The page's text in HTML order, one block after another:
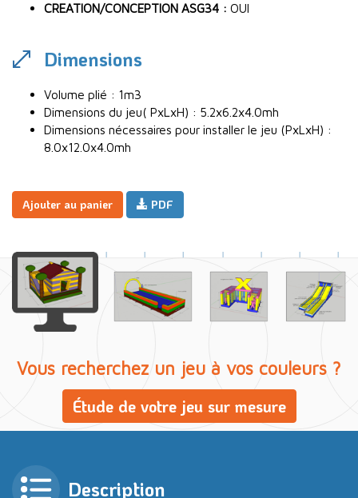
CREATION/CONCEPTION ASG34 : OUI
Dimensions
Volume plié : 1m3
Dimensions du jeu( PxLxH) : 5.2x6.2x4.0mh
Dimensions nécessaires pour installer le jeu (PxLxH) :
8.0x12.0x4.0mh
Ajouter au panier PDF
Vous recherchez un jeu à vos couleurs ?
Étude de votre jeu sur mesure
Description